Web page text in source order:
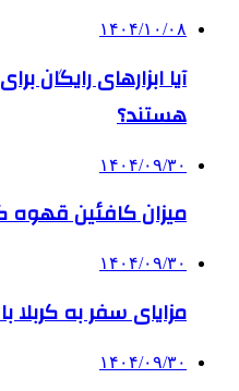
۱۴۰۴/۱۰/۰۸
آیا ابزارهای رایگان
هستند؟
۱۴۰۴/۰۹/۳۰
میزان کافئین قهوه
۱۴۰۴/۰۹/۳۰
مزایای سفر به کربلا
۱۴۰۴/۰۹/۳۰